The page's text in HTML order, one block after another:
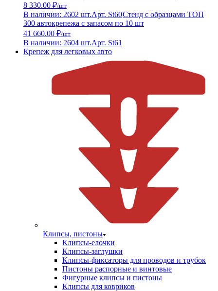
8 330.00 ₽/шт
В наличии: 2602 шт.Арт. St60Стенд с образцами ТОП
300 автокрепежа с запасом по 10 шт
41 660.00 ₽/шт
В наличии: 2604 шт.Арт. St61
Крепеж для легковых авто
Клипсы, пистоны
Клипсы-елочки
Клипсы-заглушки
Клипсы-фиксаторы для проводов и трубок
Пистоны распорные и винтовые
Фигурные клипсы и пистоны
Клипсы для ковриков